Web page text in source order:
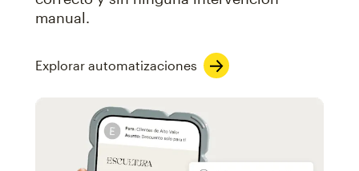
manual.
Explorar automatizaciones